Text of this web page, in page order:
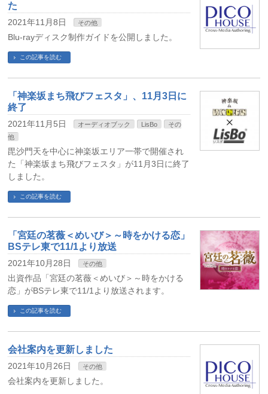
た
2021年11月8日 その他
Blu-rayディスク制作ガイドを公開しました。
この記事を読む
「神楽坂まち飛びフェスタ」、11月3日に
終了
2021年11月5日 オーディオブック LisBo
その
他
毘沙門天を中心に神楽坂エリア一帯で開催され
た「神楽坂まち飛びフェスタ」が11月3日に終了
しました。
この記事を読む
「宮廷の茗薇＜めいび＞～時をかける恋」
BSテレ東で11/1より放送
2021年10月28日 その他
出資作品「宮廷の茗薇＜めいび＞～時をかける
恋」がBSテレ東で11/1より放送されます。
この記事を読む
会社案内を更新しました
2021年10月26日 その他
会社案内を更新しました。